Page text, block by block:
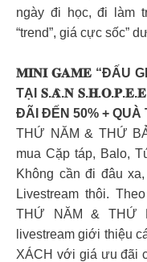
ngày đi học, đi làm
“trend”, giá cực sốc”
𝐌𝐈𝐍𝐈 𝐆𝐀𝐌𝐄 “ĐẤU
TẠI 𝐒.𝐀̀.𝐍
ĐÃI ĐẾN 50% + QUÀ
THỨ NĂM & THỨ
mua Cặp táp, Balo,
Không cần đi đâu
Livestream thôi.
THỨ NĂM & THỨ
livestream giới thiệu
XÁCH với giá ưu đãi